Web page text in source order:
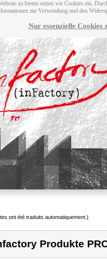
zu bieten setzen wir Cookies ein.
zur Verwendung und den
Nur essenzielle Cookies
ont été traduits automatiquement.)
Produkte